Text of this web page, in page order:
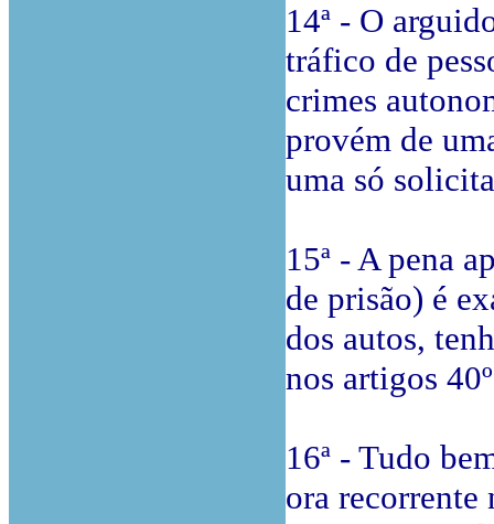
14ª - O
tráfico de
crimes
provém de
uma só
15ª - A pena
de prisão) é
dos autos,
nos artigos
16ª - Tudo
ora recorrente